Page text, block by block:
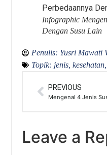
Infographic
Dengan Susu Lain
Penulis: Yusri Mawati
Topik: jenis ,kesehatan
PREVIOUS
Leave a